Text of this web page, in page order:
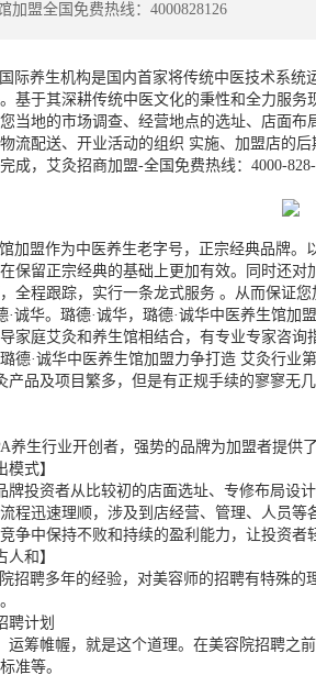
加盟全国免费热线：4000828126
养生机构是国内首家将传统中医技术系统
基于其深耕传统中医文化的秉性和全力服
当地的市场调查、经营地点的选址、店面
流配送、开业活动的组织 实施、加盟店的
成，艾灸招商加盟-全国免费热线：4000-
盟作为中医养生老字号，正宗经典品牌。
保留正宗经典的基础上更加有效。同时还
全程跟踪，实行一条龙式服务 。从而保证您
华。璐德·诚华，璐德·诚华中医养生馆加
家庭艾灸和养生馆相结合，有专业专家咨
德·诚华中医养生馆加盟力争打造 艾灸行业
品及项目繁多，但是有正规手续的寥寥无
生行业开创者，强势的品牌为加盟者提供
式】
投资者从比较初的店面选址、专修布局设
程迅速理顺，涉及到店经营、管理、人员
争中保持不败和持续的盈利能力，让投资者
和】
聘多年的经验，对美容师的招聘有特殊的
计划
筹帷幄，就是这个道理。在美容院招聘之
准等。